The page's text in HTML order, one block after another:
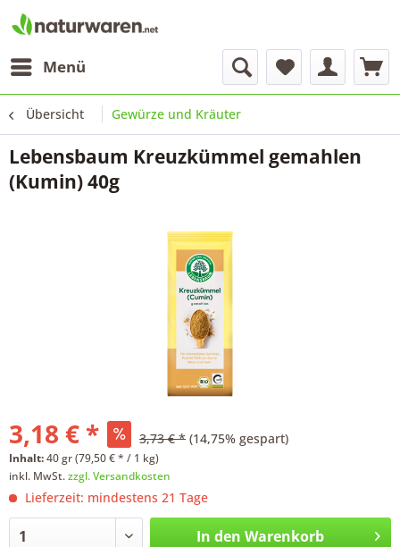
Menü
Übersicht Gewürze und Kräuter
Lebensbaum Kreuzkümmel gemahlen
(Kumin) 40g
3,18 € * 3,73 € * (14,75% gespart)
Inhalt:40 gr (79,50 € * / 1 kg)
inkl. MwSt.zzgl. Versandkosten
Lieferzeit: mindestens 21 Tage
In den Warenkorb